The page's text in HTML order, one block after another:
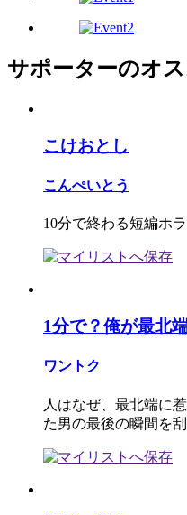
サポーターのオ
こけおとし
こんぺいとう
10分で終わる短編ホ
1分で？俺が最北
ワントク
人はなぜ、最北端に
た男の最後の瞬間を刮